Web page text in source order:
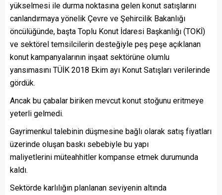
yükselmesi ile durma noktasına gelen konut satışlarını
canlandırmaya yönelik Çevre ve Şehircilik Bakanlığı
öncülüğünde, başta Toplu Konut İdaresi Başkanlığı (TOKİ)
ve sektörel temsilcilerin desteğiyle peş peşe açıklanan
konut kampanyalarının inşaat sektörüne olumlu
yansımasını TÜİK 2018 Ekim ayı Konut Satışları verilerinde
gördük.
Ancak bu çabalar biriken mevcut konut stoğunu eritmeye
yeterli gelmedi.
Gayrimenkul talebinin düşmesine bağlı olarak satış fiyatları
üzerinde oluşan baskı sebebiyle bu yapı
maliyetlerini müteahhitler kompanse etmek durumunda
kaldı.
Sektörde karlılığın planlanan seviyenin altında